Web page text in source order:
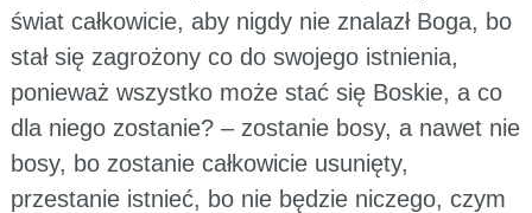
świat całkowicie, aby nigdy nie znalazł Boga, bo
stał się zagrożony co do swojego istnienia,
ponieważ wszystko może stać się Boskie, a co
dla niego zostanie? – zostanie bosy, a nawet nie
bosy, bo zostanie całkowicie usunięty,
przestanie istnieć, bo nie będzie niczego, czym